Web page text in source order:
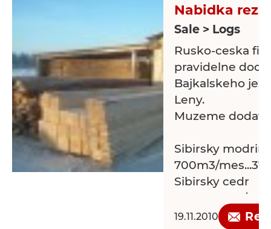
их стоимости
работа и
бизнеса с
Павловский
Nabidka
Sale > Logs
Rusko-ceska
pravidelne
Bajkalskeho
Leny.
Muzeme
Sibirsky modrin
700m3/
Sibirsky cedr
...............65m3/
Sibir. borovici
19.11.2010